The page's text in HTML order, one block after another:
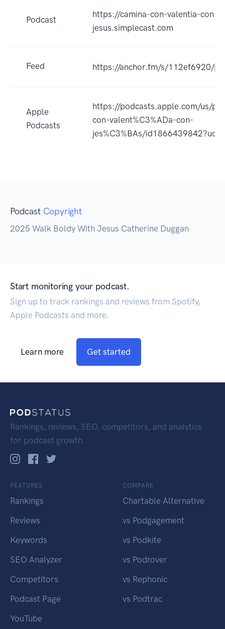
Podcast
https://camina-con-valentia-con-
jesus.simplecast.com
Feed https://anchor.fm/s/112ef6920/
Apple
Podcasts
https://podcasts.apple.com/us/
con-valent%C3%ADa-con-
jes%C3%BAs/
Podcast Copyright
2025 Walk Boldy With Jesus Catherine Duggan
Start monitoring your podcast.
Sign up to track rankings and reviews from Spotify,
Apple Podcasts and more.
Learn more Get started
Rankings, reviews, SEO, competitors, and analytics
for podcast growth.
FEATURES
Rankings
Reviews
Keywords
SEO Analyzer
Competitors
Podcast Page
YouTube
COMPARE
Chartable Alternative
vs Podgagement
vs Podkite
vs Podrover
vs Rephonic
vs Podtrac